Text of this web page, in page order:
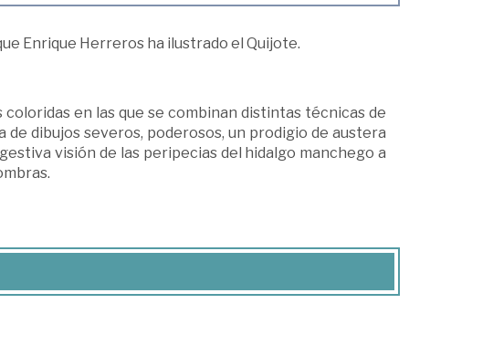
Enrique Herreros ha ilustrado el Quijote.
en las que se combinan distintas técnicas de
de dibujos severos, poderosos, un prodigio de austera
visión de las peripecias del hidalgo manchego a